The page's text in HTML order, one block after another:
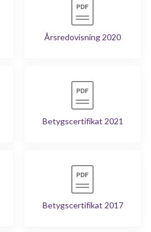
Årsredovisning 2020
Betygscertifikat 2021
Betygscertifikat 2017